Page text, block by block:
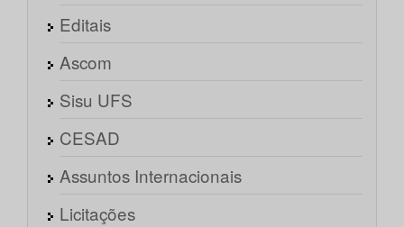
Editais
Ascom
Sisu UFS
CESAD
Assuntos Internacionais
Licitações